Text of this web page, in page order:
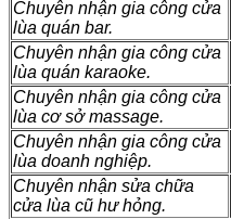
Chuyên nhận gia công cửa
lùa quán bar.
Chuyên nhận gia công cửa
lùa quán karaoke.
Chuyên nhận gia công cửa
lùa cơ sở massage.
Chuyên nhận gia công cửa
lùa doanh nghiệp.
Chuyên nhận sửa chữa
cửa lùa cũ hư hỏng.